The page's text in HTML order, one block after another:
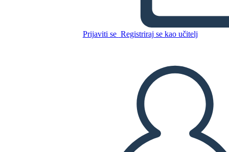
Prijaviti se Registriraj se kao učitelj
Kopirajte ovaj Storyboard
REPRODUCIRAJ DIJAPROJEKCIJU
ČITAJ MI